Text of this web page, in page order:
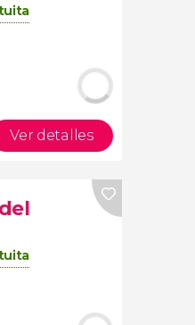
Ver detalles